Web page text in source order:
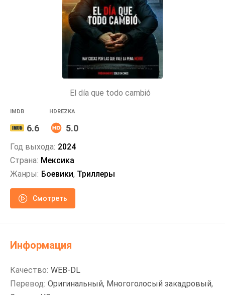
El día que todo cambió
IMDB
6.6
HDREZKA
5.0
Год выхода: 2024
Страна: Мексика
Жанры: Боевики, Триллеры
Смотреть
Информация
Качество: WEB-DL
Перевод: Оригинальный, Многоголосый закадровый,